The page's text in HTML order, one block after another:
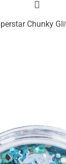
Chunky